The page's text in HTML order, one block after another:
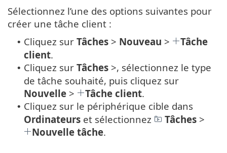
Sélectionnez l’une des options suivantes pour
créer une tâche client :
• Cliquez sur Tâches > Nouveau >
Tâche
client.
• Cliquez sur Tâches >, sélectionnez le type
de tâche souhaité, puis cliquez sur
Nouvelle > Tâche client.
• Cliquez sur le périphérique cible dans
Ordinateurs et sélectionnez Tâches >
Nouvelle tâche.